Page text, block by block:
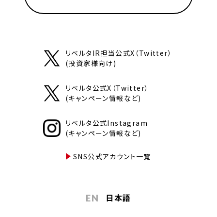
リベルタIR担当公式X（Twitter）
(投資家様向け)
リベルタ公式X（Twitter）
(キャンペーン情報など)
リベルタ公式Instagram
(キャンペーン情報など)
SNS公式アカウント一覧
EN 日本語